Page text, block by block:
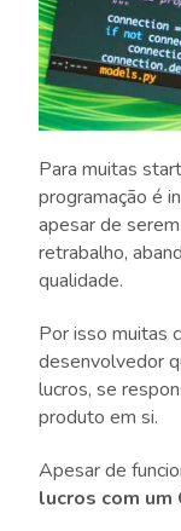
Para muitas
programação é
apesar de
retrabalho,
qualidade.
Por isso muitas
desenvolvedor
lucros, se
produto em si.
Apesar de
lucros com um